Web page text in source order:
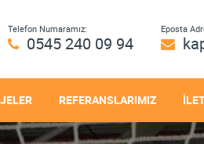
Telefon Numaramız:
0545 240 09 94
Eposta
REFERANSLARIMIZ